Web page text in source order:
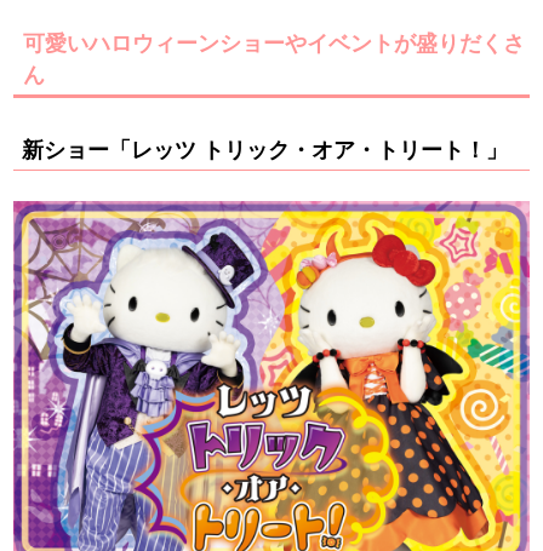
可愛いハロウィーンショーやイベントが盛りだくさ
ん
新ショー「レッツ トリック・オア・トリート！」